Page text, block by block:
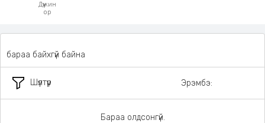
Дүүжин
ор
Шүүлтүүр
бараа байхгүй байна
Эрэмбэ:
Бараа олдсонгүй.